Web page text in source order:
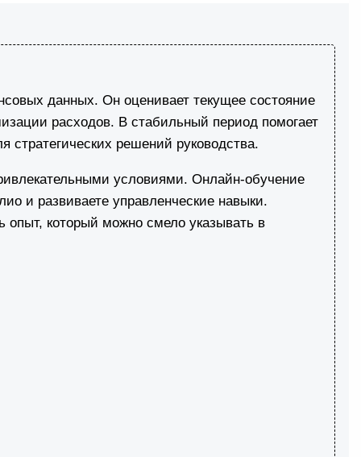
данных. Он оценивает текущее состояние
расходов. В стабильный период помогает
решений руководства.
условиями. Онлайн-обучение
и развиваете управленческие навыки.
опыт, который можно смело указывать в